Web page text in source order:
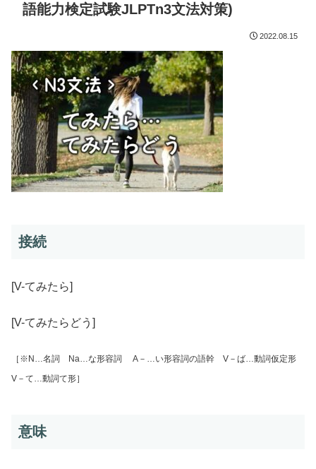
語能力検定試験JLPTn3文法対策)
2022.08.15
接続
[V-てみたら]
[V-てみたらどう]
［※N…名詞 Na…な形容詞 A－…い形容詞の語幹 V－ば…動詞仮定形
V－て…動詞て形］
意味